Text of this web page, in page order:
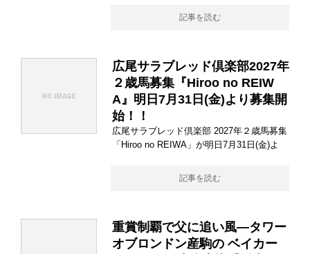
記事を読む
広尾サラブレッド倶楽部2027年
２歳馬募集『Hiroo no REIW
A』明日7月31日(金)より募集開
始！！
広尾サラブレッド倶楽部 2027年２歳馬募集
「Hiroo no REIWA」が明日7月31日(金)よ
記事を読む
重賞制覇で父に追い風―タワー
オブロンドン産駒の ベイカー